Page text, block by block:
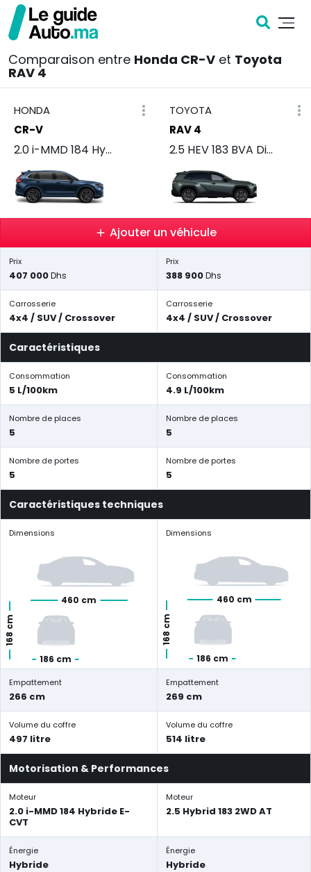
Comparaison entre Honda CR-V et Toyota
RAV 4
HONDA
CR-V
2.0 i-MMD 184 Hybride AT Elegance
TOYOTA
RAV 4
2.5 HEV 183 BVA Distinctive +
Ajouter un véhicule
Prix
407 000Dhs
Prix
388 900Dhs
Carrosserie
4x4 / SUV / Crossover
Carrosserie
4x4 / SUV / Crossover
Caractéristiques
Consommation
5 L/100km
Consommation
4.9 L/100km
Nombre de places
5
Nombre de places
5
Nombre de portes
5
Nombre de portes
5
Caractéristiques techniques
Dimensions
460 cm
186 cm
168 cm
Dimensions
460 cm
186 cm
168 cm
Empattement
266 cm
Empattement
269 cm
Volume du coffre
497 litre
Volume du coffre
514 litre
Motorisation & Performances
Moteur
2.0 i-MMD 184 Hybride E-
CVT
Moteur
2.5 Hybrid 183 2WD AT
Énergie
Hybride
Énergie
Hybride